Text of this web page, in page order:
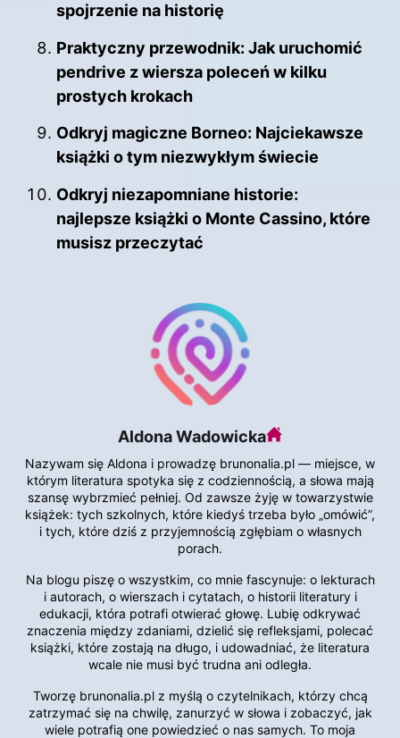
spojrzenie na historię
Praktyczny przewodnik: Jak uruchomić
pendrive z wiersza poleceń w kilku
prostych krokach
Odkryj magiczne Borneo: Najciekawsze
książki o tym niezwykłym świecie
Odkryj niezapomniane historie:
najlepsze książki o Monte Cassino, które
musisz przeczytać
Aldona Wadowicka
Nazywam się Aldona i prowadzę brunonalia.pl — miejsce, w
którym literatura spotyka się z codziennością, a słowa mają
szansę wybrzmieć pełniej. Od zawsze żyję w towarzystwie
książek: tych szkolnych, które kiedyś trzeba było „omówić”,
i tych, które dziś z przyjemnością zgłębiam o własnych
porach.
Na blogu piszę o wszystkim, co mnie fascynuje: o lekturach
i autorach, o wierszach i cytatach, o historii literatury i
edukacji, która potrafi otwierać głowę. Lubię odkrywać
znaczenia między zdaniami, dzielić się refleksjami, polecać
książki, które zostają na długo, i udowadniać, że literatura
wcale nie musi być trudna ani odległa.
Tworzę brunonalia.pl z myślą o czytelnikach, którzy chcą
zatrzymać się na chwilę, zanurzyć w słowa i zobaczyć, jak
wiele potrafią one powiedzieć o nas samych. To moja